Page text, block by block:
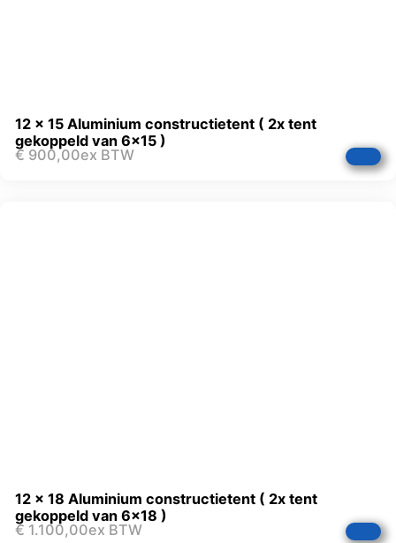
12 x 15 Aluminium constructietent ( 2x tent
gekoppeld van 6×15 )
€ 900,00ex BTW
12 x 18 Aluminium constructietent ( 2x tent
gekoppeld van 6×18 )
€ 1.100,00ex BTW